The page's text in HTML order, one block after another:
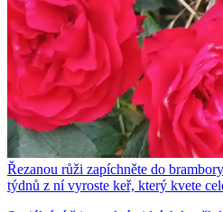
Řezanou růži zapíchněte do
týdnů z ní vyroste keř, který kvete